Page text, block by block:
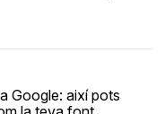
Google: així pots